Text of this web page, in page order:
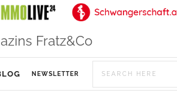
Fratz&Co
NEWSLETTER